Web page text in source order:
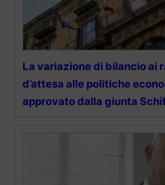
La variazione di bilancio ai
d’attesa alle politiche
approvato dalla giunta